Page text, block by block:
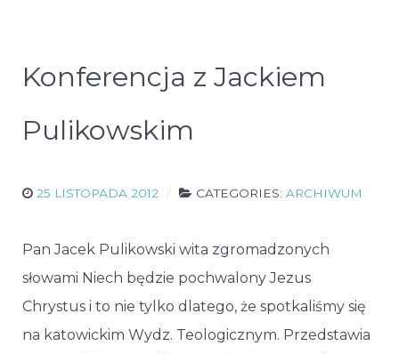
Konferencja z Jackiem
Pulikowskim
25 LISTOPADA 2012 CATEGORIES: ARCHIWUM
Pan Jacek Pulikowski wita zgromadzonych
słowami Niech będzie pochwalony Jezus
Chrystus i to nie tylko dlatego, że spotkaliśmy się
na katowickim Wydz. Teologicznym. Przedstawia